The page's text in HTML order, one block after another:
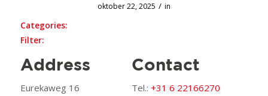
oktober 22, 2025 / in
Categories:
Filter:
Address
Eurekaweg 16
Contact
Tel.:+31 6 22166270